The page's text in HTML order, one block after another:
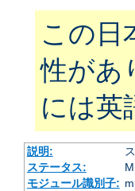
この日
性があ
には英
説明:
ステータス:
モジュール識別子: